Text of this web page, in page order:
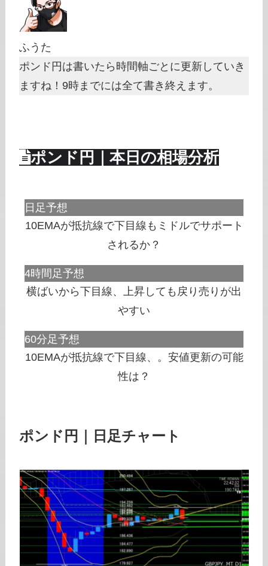
ふうた
ポンド円は書いたら時間軸ごとに更新していき
ますね！9時までには全て書き終えます。
ポンド円｜本日の相場分析
日足予想
10EMAが抵抗線で下目線もミドルでサポート
されるか？
4時間足予想
横ばいから下目線、上昇しても戻り売りが出
やすい
60分足予想
10EMAが抵抗線で下目線、。安値更新の可能
性は？
ポンド円｜日足チャート